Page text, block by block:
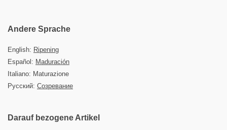
Andere Sprache
English: Ripening
Español: Maduración
Italiano: Maturazione
Русский: Созревание
Darauf bezogene Artikel